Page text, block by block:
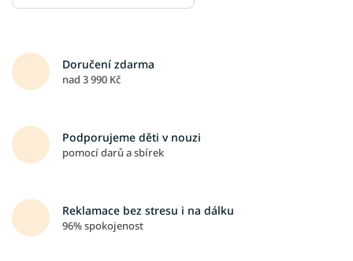
Doručení zdarma
nad 3 990 Kč
Podporujeme děti v nouzi
pomocí darů a sbírek
Reklamace bez stresu i na dálku
96% spokojenost